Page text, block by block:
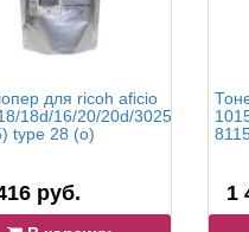
для ricoh aficio
18d/16/20/20d/3025/3030
type 28 (o)
руб. 1